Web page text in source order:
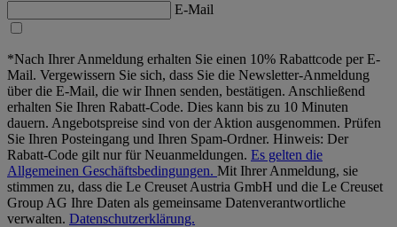
E-Mail
*Nach Ihrer Anmeldung erhalten Sie einen 10% Rabattcode per E-
Mail. Vergewissern Sie sich, dass Sie die Newsletter-Anmeldung
über die E-Mail, die wir Ihnen senden, bestätigen. Anschließend
erhalten Sie Ihren Rabatt-Code. Dies kann bis zu 10 Minuten
dauern. Angebotspreise sind von der Aktion ausgenommen. Prüfen
Sie Ihren Posteingang und Ihren Spam-Ordner. Hinweis: Der
Rabatt-Code gilt nur für Neuanmeldungen. Es gelten die
Allgemeinen Geschäftsbedingungen. Mit Ihrer Anmeldung, sie
stimmen zu, dass die Le Creuset Austria GmbH und die Le Creuset
Group AG Ihre Daten als gemeinsame Datenverantwortliche
verwalten. Datenschutzerklärung.